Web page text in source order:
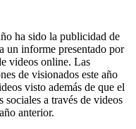
ha sido la publicidad de
un informe presentado por
videos online. Las
de visionados este año
visto además de que el
sociales a través de videos
anterior.